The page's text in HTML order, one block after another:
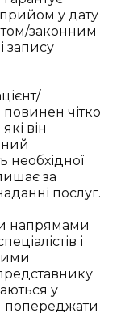
прийом у дату
законним
запису
чітко
він
необхідної
за
послуг.
напрямами
і
у
попереджати